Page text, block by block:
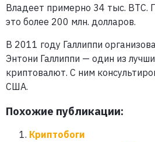
Владеет примерно 34 тыс. BTC.
это более 200 млн. долларов.
В 2011 году Галлиппи
Энтони Галлиппи — один из
криптовалют. С ним
США.
Похожие публикации:
Криптобоги